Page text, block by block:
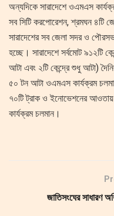
অন্যদিকে সারাদেশে ওএমএস
সব সিটি করপোরেশন, শ্রমঘন ৪টি
সারাদেশের সব জেলা সদর ও
হচ্ছে। সারাদেশে সর্বমোট ৯১২টি
আটা এবং ২টি কেন্দ্রে শুধু আটা)
৫০ টন আটা ওএমএস কার্যক্রম
৭০টি ট্রাক ও ইনোভেশনের আওতায়
কার্যক্রম চলমান।
জাতিসংঘের সাধারণ